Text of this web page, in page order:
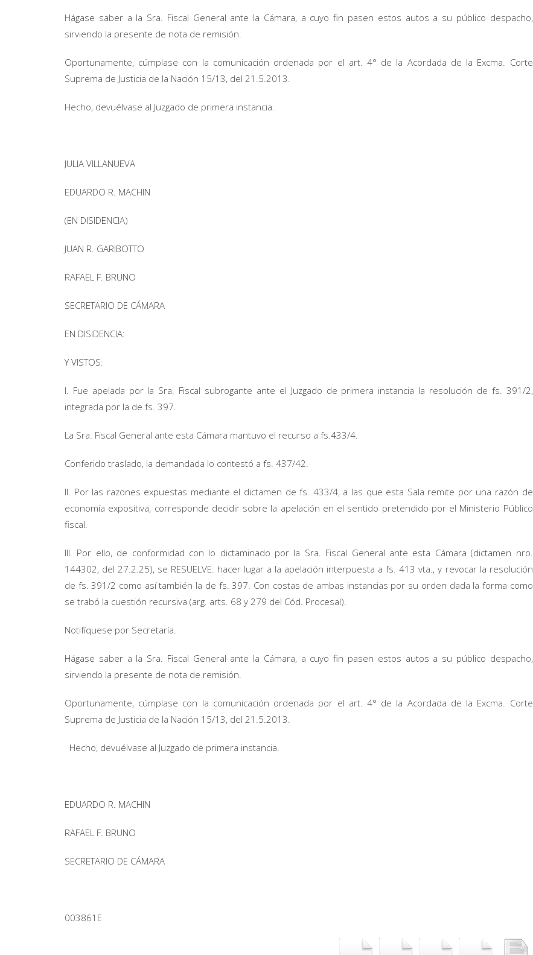
Hágase saber a la Sra. Fiscal General ante la Cámara, a cuyo fin pasen estos autos a su público despacho,
sirviendo la presente de nota de remisión.
Oportunamente, cúmplase con la comunicación ordenada por el art. 4° de la Acordada de la Excma. Corte
Suprema de Justicia de la Nación 15/13, del 21.5.2013.
Hecho, devuélvase al Juzgado de primera instancia.
JULIA VILLANUEVA
EDUARDO R. MACHIN
(EN DISIDENCIA)
JUAN R. GARIBOTTO
RAFAEL F. BRUNO
SECRETARIO DE CÁMARA
EN DISIDENCIA:
Y VISTOS:
I. Fue apelada por la Sra. Fiscal subrogante ante el Juzgado de primera instancia la resolución de fs. 391/2,
integrada por la de fs. 397.
La Sra. Fiscal General ante esta Cámara mantuvo el recurso a fs.433/4.
Conferido traslado, la demandada lo contestó a fs. 437/42.
II. Por las razones expuestas mediante el dictamen de fs. 433/4, a las que esta Sala remite por una razón de
economía expositiva, corresponde decidir sobre la apelación en el sentido pretendido por el Ministerio Público
fiscal.
III. Por ello, de conformidad con lo dictaminado por la Sra. Fiscal General ante esta Cámara (dictamen nro.
144302, del 27.2.25), se RESUELVE: hacer lugar a la apelación interpuesta a fs. 413 vta., y revocar la resolución
de fs. 391/2 como así también la de fs. 397. Con costas de ambas instancias por su orden dada la forma como
se trabó la cuestión recursiva (arg. arts. 68 y 279 del Cód. Procesal).
Notifíquese por Secretaría.
Hágase saber a la Sra. Fiscal General ante la Cámara, a cuyo fin pasen estos autos a su público despacho,
sirviendo la presente de nota de remisión.
Oportunamente, cúmplase con la comunicación ordenada por el art. 4° de la Acordada de la Excma. Corte
Suprema de Justicia de la Nación 15/13, del 21.5.2013.
Hecho, devuélvase al Juzgado de primera instancia.
EDUARDO R. MACHIN
RAFAEL F. BRUNO
SECRETARIO DE CÁMARA
003861E